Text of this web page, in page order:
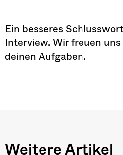
Ein besseres
Interview. Wir freuen
deinen Aufgaben.
Weitere Artikel